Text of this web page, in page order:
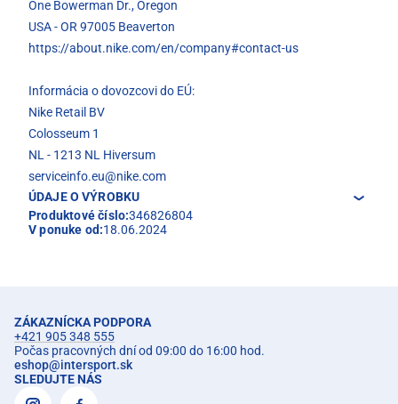
One Bowerman Dr., Oregon
USA - OR 97005 Beaverton
https://about.nike.com/en/company#contact-us
Informácia o dovozcovi do EÚ:
Nike Retail BV
Colosseum 1
NL - 1213 NL Hiversum
serviceinfo.eu@nike.com
ÚDAJE O VÝROBKU
Produktové číslo:346826804
V ponuke od:18.06.2024
ZÁKAZNÍCKA PODPORA
+421 905 348 555
Počas pracovných dní od 09:00 do 16:00 hod.
eshop@intersport.sk
SLEDUJTE NÁS